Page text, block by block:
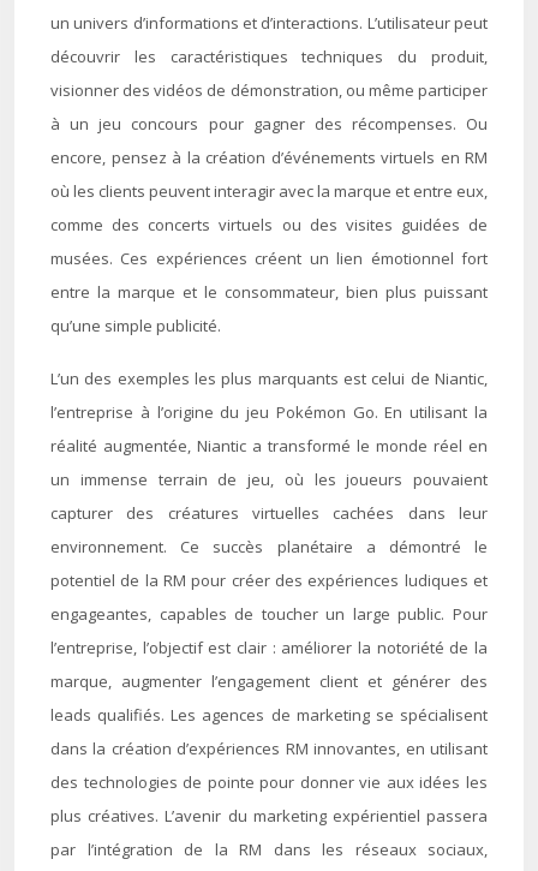
un univers d’informations et d’interactions. L’utilisateur peut
découvrir les caractéristiques techniques du produit,
visionner des vidéos de démonstration, ou même participer
à un jeu concours pour gagner des récompenses. Ou
encore, pensez à la création d’événements virtuels en RM
où les clients peuvent interagir avec la marque et entre eux,
comme des concerts virtuels ou des visites guidées de
musées. Ces expériences créent un lien émotionnel fort
entre la marque et le consommateur, bien plus puissant
qu’une simple publicité.
L’un des exemples les plus marquants est celui de Niantic,
l’entreprise à l’origine du jeu Pokémon Go. En utilisant la
réalité augmentée, Niantic a transformé le monde réel en
un immense terrain de jeu, où les joueurs pouvaient
capturer des créatures virtuelles cachées dans leur
environnement. Ce succès planétaire a démontré le
potentiel de la RM pour créer des expériences ludiques et
engageantes, capables de toucher un large public. Pour
l’entreprise, l’objectif est clair : améliorer la notoriété de la
marque, augmenter l’engagement client et générer des
leads qualifiés. Les agences de marketing se spécialisent
dans la création d’expériences RM innovantes, en utilisant
des technologies de pointe pour donner vie aux idées les
plus créatives. L’avenir du marketing expérientiel passera
par l’intégration de la RM dans les réseaux sociaux,